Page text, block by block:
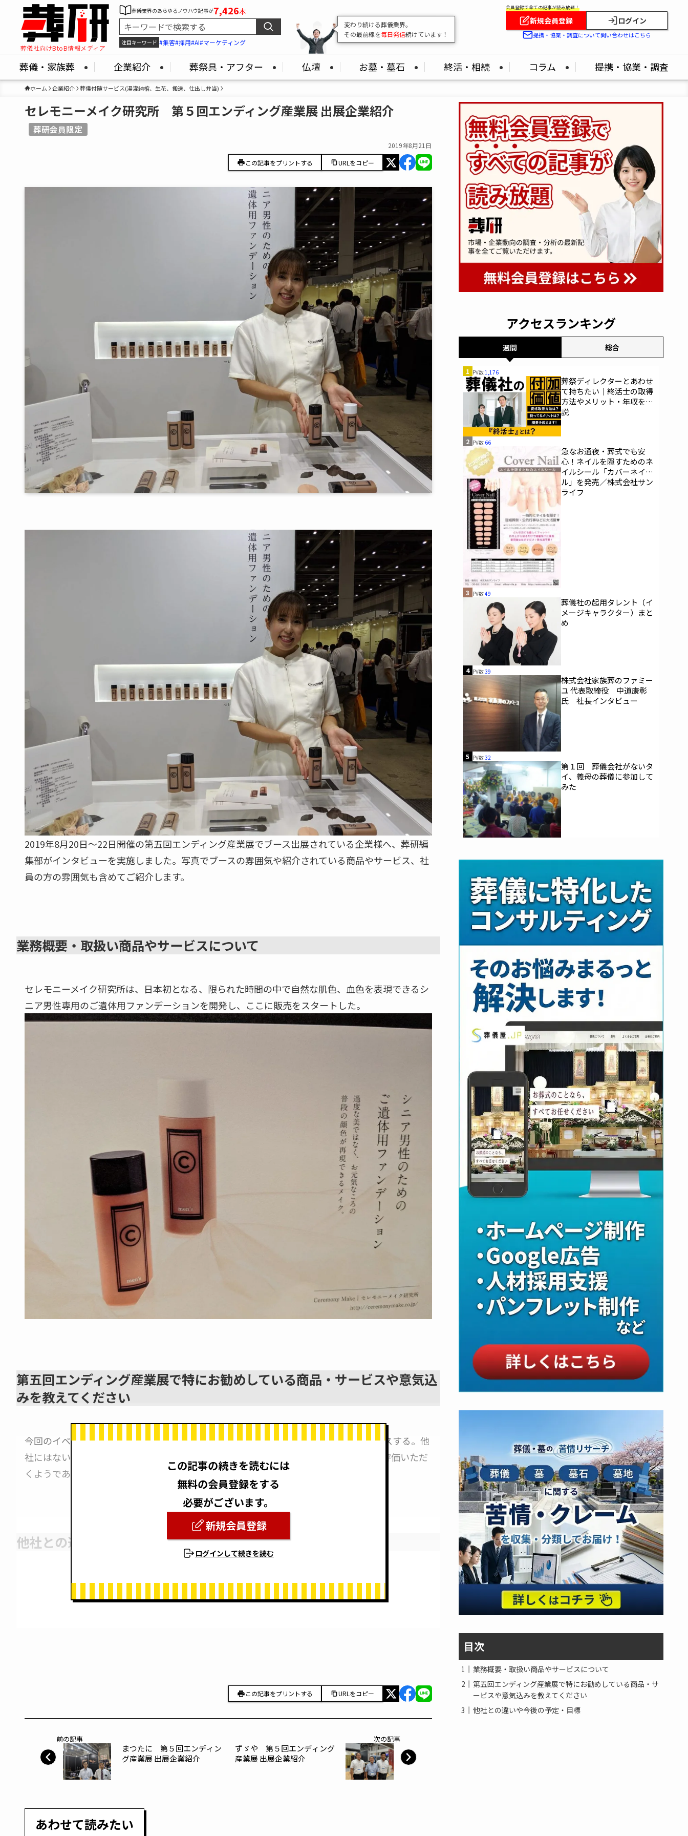
葬儀社向けBtoB情報メディア
葬儀業界のあらゆるノウハウ記事が7,426本
注目キーワード #集客#採用#AI#マーケティング
変わり続ける葬儀業界。
その最前線を毎日発信続けています！
会員登録で全ての記事が読み放題！
新規会員登録 ログイン
提携・協業・調査について問い合わせはこちら
葬儀・家族葬 企業紹介 葬祭具・アフター 仏壇 お墓・墓石 終活・相続 コラム 提携・協業・調査
ホーム 企業紹介 葬儀付随サービス(湯灌納棺、生花、搬送、仕出し弁当)
セレモニーメイク研究所 第５回エンディング産業展 出展企業紹介
葬研会員限定
2019年8月21日
この記事をプリントする
URLをコピー
2019年8月20日～22日開催の第五回エンディング産業展でブース出展されている企業様へ、葬研編
集部がインタビューを実施しました。写真でブースの雰囲気や紹介されている商品やサービス、社
員の方の雰囲気も含めてご紹介します。
業務概要・取扱い商品やサービスについて
セレモニーメイク研究所は、日本初となる、限られた時間の中で自然な肌色、血色を表現できるシ
ニア男性専用のご遺体用ファンデーションを開発し、ここに販売をスタートした。
第五回エンディング産業展で特にお勧めしている商品・サービスや意気込
みを教えてください
今回のイベントでは、日本初のシニア男性用のご遺体ファンデーションを初めてリリースする。他
社にはない商品のため、まずは知ってもらい、使ってもらうことを目標とし、こちらが評価いただ
くようであればこれからも多種多様な商品展開を行っていきたい。
他社との違いや今後の予定・目標
この記事の続きを読むには
無料の会員登録をする
必要がございます。
新規会員登録
ログインして続きを読む
この記事をプリントする URLをコピー
前の記事
まつたに 第５回エンディン
グ産業展 出展企業紹介
次の記事
ずゞや 第５回エンディング
産業展 出展企業紹介
あわせて読みたい
アクセスランキング
週間 総合
1 PV数1,176
葬祭ディレクターとあわせ
て持ちたい｜終活士の取得
方法やメリット・年収を解
説
2 PV数 66
急なお通夜・葬式でも安
心！ネイルを隠すためのネ
イルシール「カバーネイ
ル」を発売／株式会社サン
ライフ
3 PV数49
葬儀社の起用タレント（イ
メージキャラクター）まと
め
4 PV数39
株式会社家族葬のファミー
ユ 代表取締役 中道康彰
氏 社長インタビュー
5 PV数32
第１回 葬儀会社がないタ
イ、義母の葬儀に参加して
みた
目次
業務概要・取扱い商品やサービスについて
第五回エンディング産業展で特にお勧めしている商品・サ
ービスや意気込みを教えてください
他社との違いや今後の予定・目標